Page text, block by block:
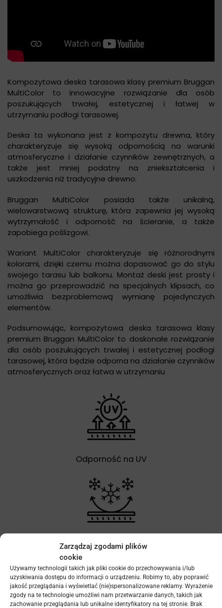
Zarządzaj zgodami plików
cookie
Używamy technologii takich jak pliki cookie do przechowywania i/lub
uzyskiwania dostępu do informacji o urządzeniu. Robimy to, aby poprawić
jakość przeglądania i wyświetlać (nie)spersonalizowane reklamy. Wyrażenie
zgody na te technologie umożliwi nam przetwarzanie danych, takich jak
zachowanie przeglądania lub unikalne identyfikatory na tej stronie. Brak
Kompozytowa deska tarasowa klasy premium Bruggan
MultiColor to innowacyjne rozwiązanie dla osób
poszukujących trwałej, estetycznej i łatwej w
utrzymaniu podłogi tarasowej.
Deska ta wykonana jest z kompozytu drewna, który
charakteryzuje się wysoką odpornością na warunki
atmosferyczne i działanie czynników zewnętrznych, a
także jest mniej podatny na zniekształcenia i
uszkodzenia niż tradycyjne drewno.
Bruggan MultiColor posiada także unikalną,
wielowarstwową strukturę, która zapewnia jej wysoką
wytrzymałość i odporność na ścieranie, a także
zapobiega poślizgowi.
Wariant MultiColor charakteryzuje się różnorodnymi
kolorami, dzięki czemu można dopasować go do stylu
swojego tarasu lub balkonu. Montaż deski jest prosty i
można go przeprowadzić na specjalnych klipsach, co
umożliwia bezproblemową wymianę pojedynczych
elementów.
Podsumowując, kompozytowa deska tarasowa klasy
premium Bruggan MultiColor to doskonałe rozwiązanie
dla osób poszukujących trwałej i estetycznej podłogi
tarasowej, która będzie odporna na działanie czynników
atmosferycznych oraz łatwa w utrzymaniu
Odporność na UV
Mrozoodporność